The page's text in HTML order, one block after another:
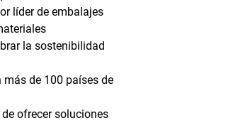
líder de embalajes
la sostenibilidad
de 100 países de
ofrecer soluciones